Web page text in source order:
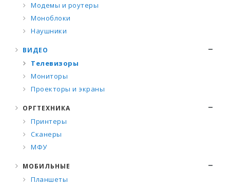
Модемы и роутеры
Моноблоки
Наушники
ВИДЕО
Телевизоры
Мониторы
Проекторы и экраны
ОРГТЕХНИКА
Принтеры
Сканеры
МФУ
МОБИЛЬНЫЕ
Планшеты